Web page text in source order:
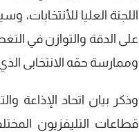
اللجنة العليا
على الدقة والتوازن في
وممارسة حقه الانتخابى
قطاعات التليفزيون